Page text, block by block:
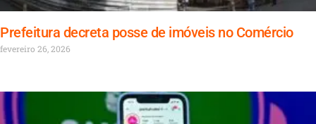
Prefeitura decreta posse de imóveis no Comércio
fevereiro 26, 2026